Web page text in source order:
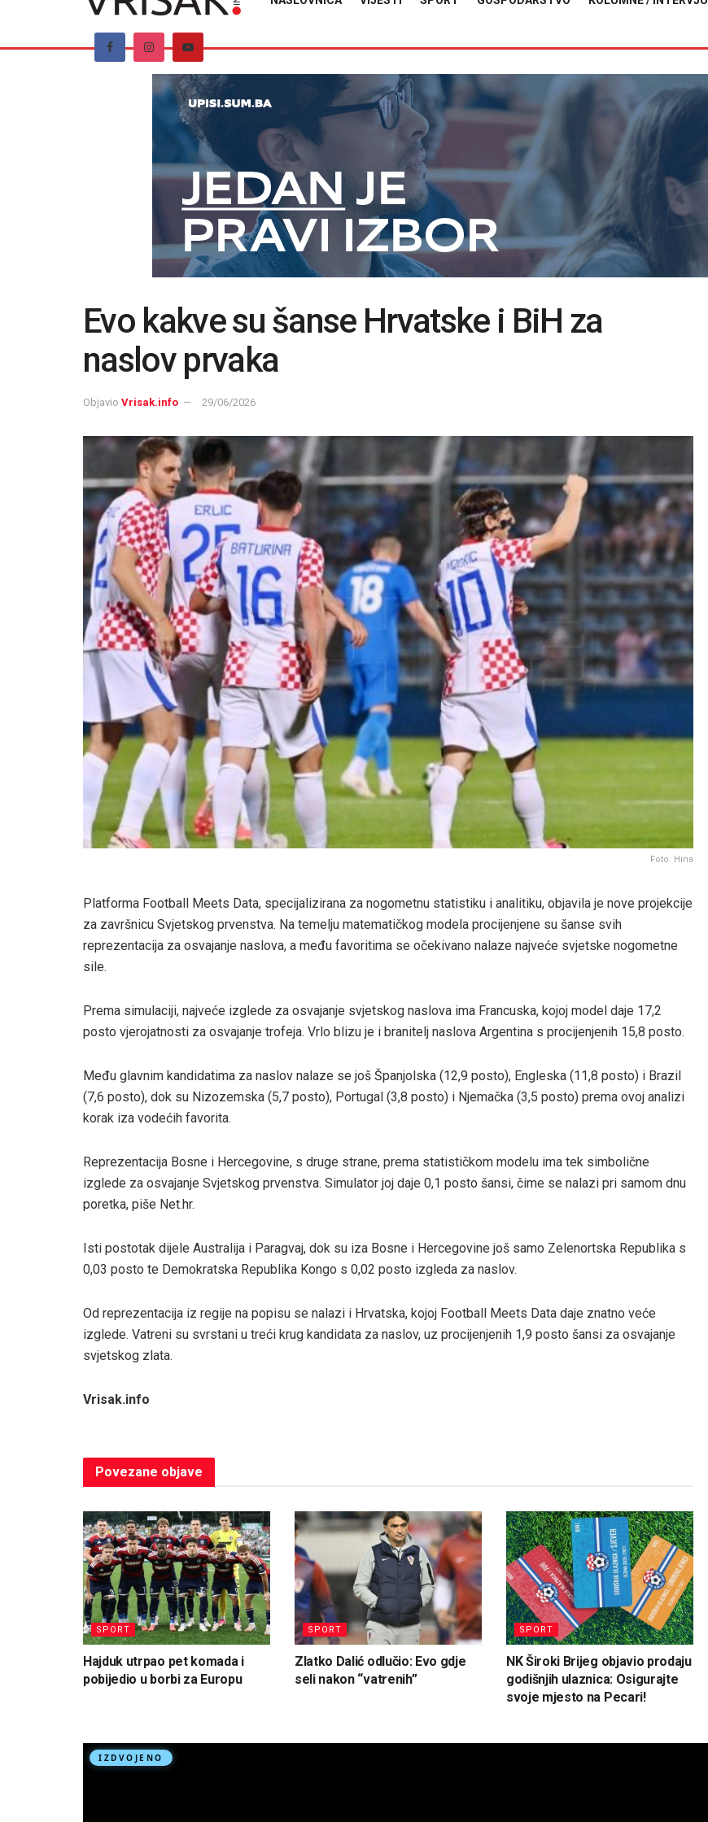
Evo kakve su šanse Hrvatske i BiH za
naslov prvaka
Objavio Vrisak.info 29/06/2026
Foto: Hina
Platforma Football Meets Data, specijalizirana za nogometnu statistiku i analitiku, objavila je nove projekcije
za završnicu Svjetskog prvenstva. Na temelju matematičkog modela procijenjene su šanse svih
reprezentacija za osvajanje naslova, a među favoritima se očekivano nalaze najveće svjetske nogometne
sile.
Prema simulaciji, najveće izglede za osvajanje svjetskog naslova ima Francuska, kojoj model daje 17,2
posto vjerojatnosti za osvajanje trofeja. Vrlo blizu je i branitelj naslova Argentina s procijenjenih 15,8 posto.
Među glavnim kandidatima za naslov nalaze se još Španjolska (12,9 posto), Engleska (11,8 posto) i Brazil
(7,6 posto), dok su Nizozemska (5,7 posto), Portugal (3,8 posto) i Njemačka (3,5 posto) prema ovoj analizi
korak iza vodećih favorita.
Reprezentacija Bosne i Hercegovine, s druge strane, prema statističkom modelu ima tek simbolične
izglede za osvajanje Svjetskog prvenstva. Simulator joj daje 0,1 posto šansi, čime se nalazi pri samom dnu
poretka, piše Net.hr.
Isti postotak dijele Australija i Paragvaj, dok su iza Bosne i Hercegovine još samo Zelenortska Republika s
0,03 posto te Demokratska Republika Kongo s 0,02 posto izgleda za naslov.
Od reprezentacija iz regije na popisu se nalazi i Hrvatska, kojoj Football Meets Data daje znatno veće
izglede. Vatreni su svrstani u treći krug kandidata za naslov, uz procijenjenih 1,9 posto šansi za osvajanje
svjetskog zlata.
Vrisak.info
Povezane objave
SPORT
Hajduk utrpao pet komada i
pobijedio u borbi za Europu
SPORT
Zlatko Dalić odlučio: Evo gdje
seli nakon “vatrenih”
SPORT
NK Široki Brijeg objavio prodaju
godišnjih ulaznica: Osigurajte
svoje mjesto na Pecari!